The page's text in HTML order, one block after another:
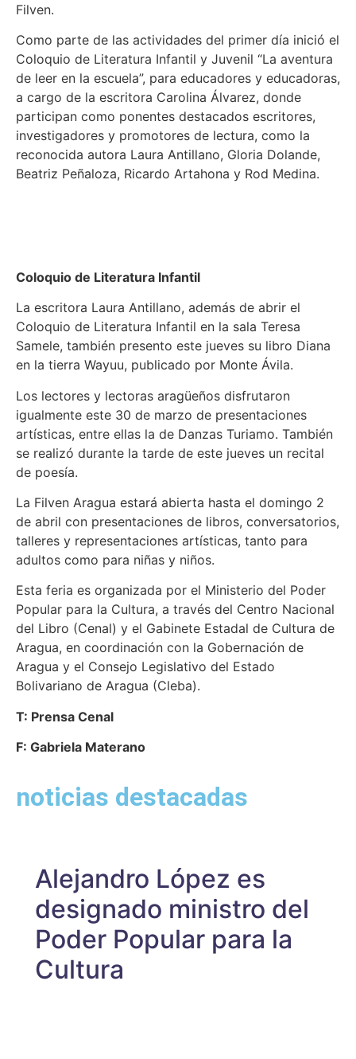
Filven.
Como parte de las actividades del primer día inició el
Coloquio de Literatura Infantil y Juvenil “La aventura
de leer en la escuela”, para educadores y educadoras,
a cargo de la escritora Carolina Álvarez, donde
participan como ponentes destacados escritores,
investigadores y promotores de lectura, como la
reconocida autora Laura Antillano, Gloria Dolande,
Beatriz Peñaloza, Ricardo Artahona y Rod Medina.
Coloquio de Literatura Infantil
La escritora Laura Antillano, además de abrir el
Coloquio de Literatura Infantil en la sala Teresa
Samele, también presento este jueves su libro Diana
en la tierra Wayuu, publicado por Monte Ávila.
Los lectores y lectoras aragüeños disfrutaron
igualmente este 30 de marzo de presentaciones
artísticas, entre ellas la de Danzas Turiamo. También
se realizó durante la tarde de este jueves un recital
de poesía.
La Filven Aragua estará abierta hasta el domingo 2
de abril con presentaciones de libros, conversatorios,
talleres y representaciones artísticas, tanto para
adultos como para niñas y niños.
Esta feria es organizada por el Ministerio del Poder
Popular para la Cultura, a través del Centro Nacional
del Libro (Cenal) y el Gabinete Estadal de Cultura de
Aragua, en coordinación con la Gobernación de
Aragua y el Consejo Legislativo del Estado
Bolivariano de Aragua (Cleba).
T: Prensa Cenal
F: Gabriela Materano
noticias destacadas
Alejandro López es
designado ministro del
Poder Popular para la
Cultura